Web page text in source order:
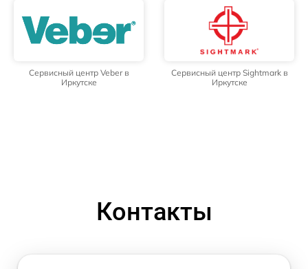
Сервисный центр Veber в
Иркутске
Сервисный центр Sightmark в
Иркутске
Контакты